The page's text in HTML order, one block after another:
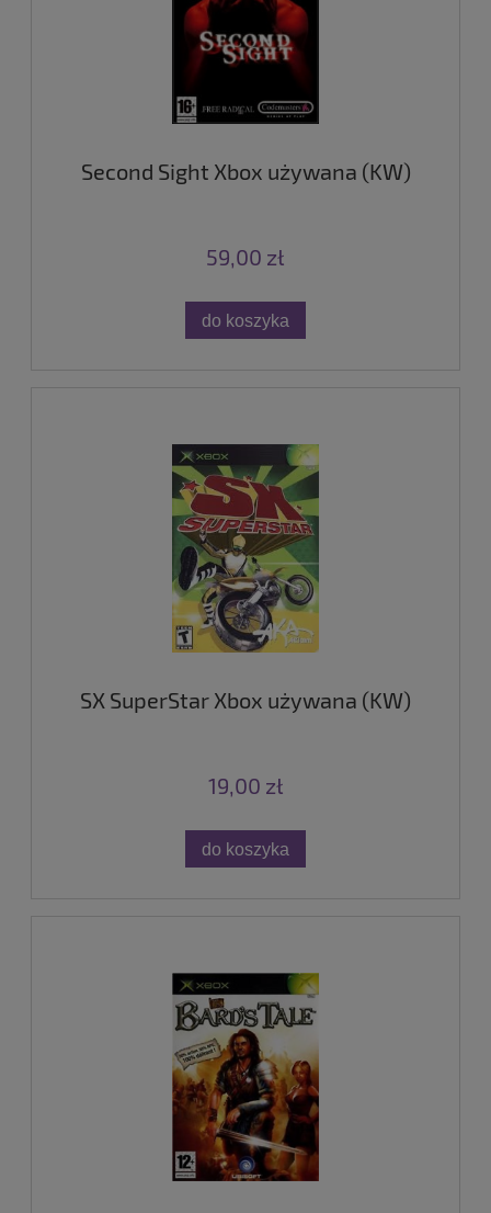
Second Sight Xbox używana (KW)
59,00 zł
do koszyka
SX SuperStar Xbox używana (KW)
19,00 zł
do koszyka